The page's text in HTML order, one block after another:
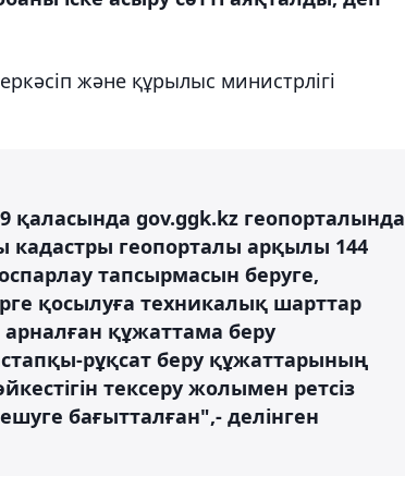
және құрылыс министрлігі
gov.ggk.kz геопорталында
кадастры геопорталы арқылы 144
тапсырмасын беруге,
қосылуға техникалық шарттар
құжаттама беру
рұқсат беру құжаттарының
тексеру жолымен ретсіз
бағытталған",- делінген